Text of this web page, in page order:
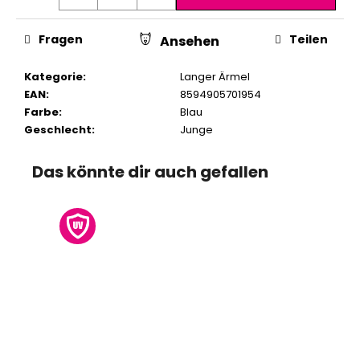
Kategorie:
Langer Ärmel
EAN:
8594905701954
Farbe:
Blau
Geschlecht: Junge
Fragen Ansehen Teilen
Das könnte dir auch gefallen